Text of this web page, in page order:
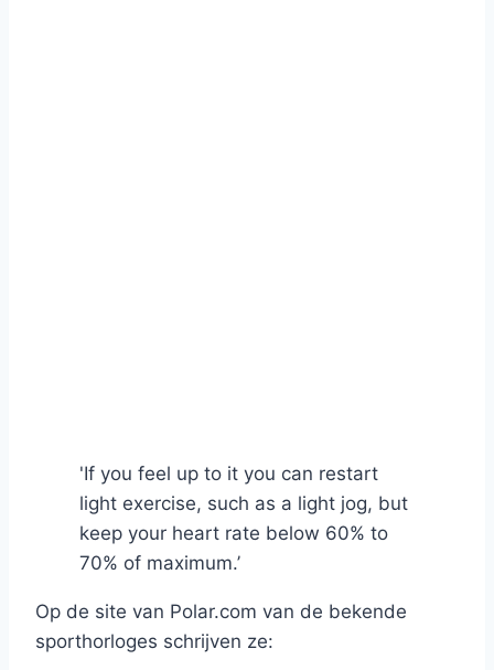
'If you feel up to it you can restart
light exercise, such as a light jog, but
keep your heart rate below 60% to
70% of maximum.’
Op de site van Polar.com van de bekende
sporthorloges schrijven ze: